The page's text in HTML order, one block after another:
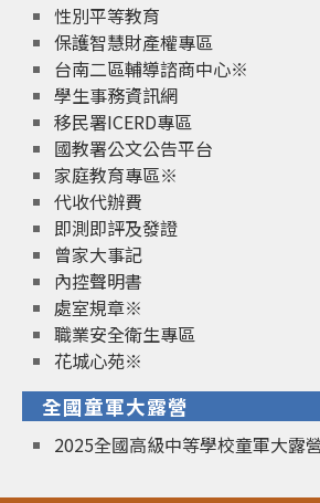
性別平等教育
保護智慧財產權專區
台南二區輔導諮商中心※
學生事務資訊網
移民署ICERD專區
國教署公文公告平台
家庭教育專區※
代收代辦費
即測即評及發證
曾家大事記
內控聲明書
處室規章※
職業安全衛生專區
花城心苑※
全國童軍大露營
2025全國高級中等學校童軍大露